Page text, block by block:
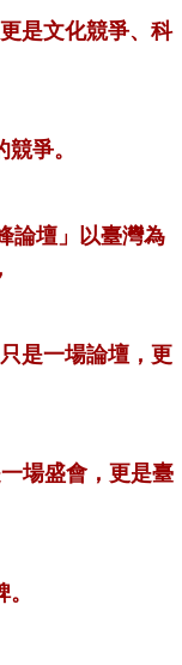
是文化競爭、科
爭。
論壇」以臺灣為
是一場論壇，更
場盛會，更是臺